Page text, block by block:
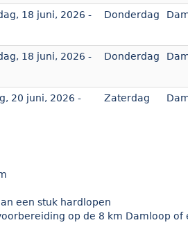
18 juni, 2026 - Donderdag
18 juni, 2026 - Donderdag
20 juni, 2026 - Zaterdag
een stuk hardlopen
op de 8 km Damloop